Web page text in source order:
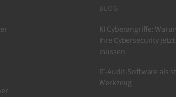
BLOG
KI Cyberangriffe:
ihre Cybersecurity
müssen
IT-Audit-Software als
Werkzeug